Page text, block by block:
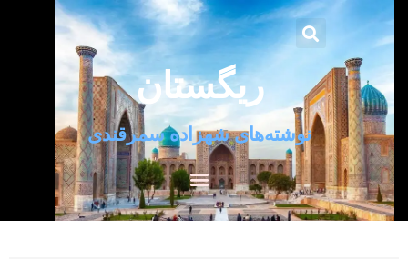
ریگستان
نوشته‌های شهزاده سمرقندی